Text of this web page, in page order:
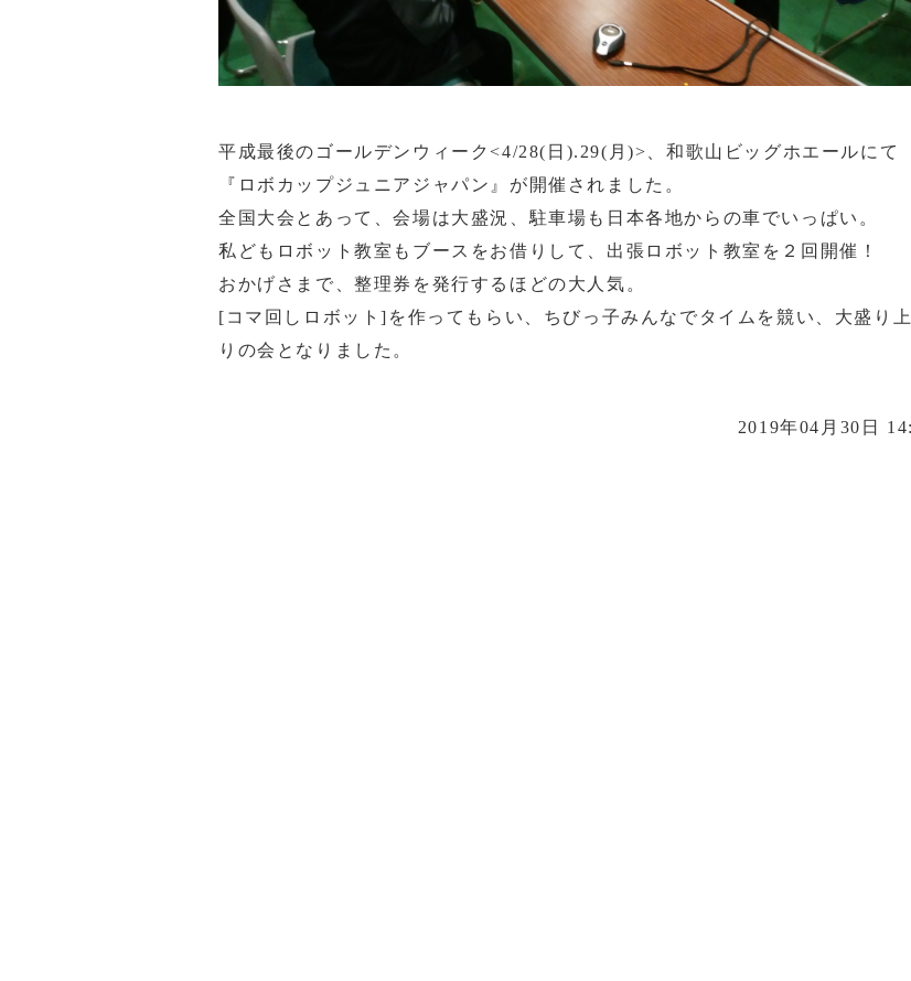
平成最後のゴールデンウィーク<4/28(日).29(月)>、和歌山ビッグホエールにて
『ロボカップジュニアジャパン』が開催されました。
全国大会とあって、会場は大盛況、駐車場も日本各地からの車でいっぱい。
私どもロボット教室もブースをお借りして、出張ロボット教室を２回開催！
おかげさまで、整理券を発行するほどの大人気。
[コマ回しロボット]を作ってもらい、ちびっ子みんなでタイムを競い、大盛り
りの会となりました。
2019年04月30日